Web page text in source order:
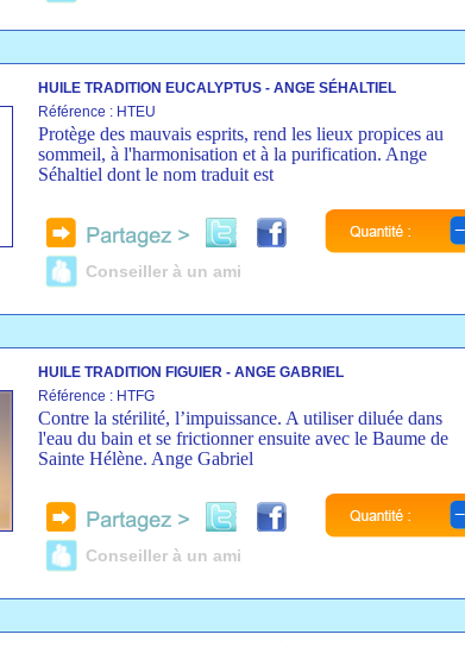
HUILE TRADITION EUCALYPTUS - ANGE SÉHALTIEL
Référence : HTEU
Protège des mauvais esprits, rend les lieux propices au
sommeil, à l'harmonisation et à la purification. Ange
Séhaltiel dont le nom traduit est
Conseiller à un ami
HUILE TRADITION FIGUIER - ANGE GABRIEL
Référence : HTFG
Contre la stérilité, l’impuissance. A utiliser diluée dans
l'eau du bain et se frictionner ensuite avec le Baume de
Sainte Hélène. Ange Gabriel
Conseiller à un ami